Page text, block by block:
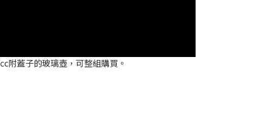
附蓋子的玻璃壺，可整組購買。